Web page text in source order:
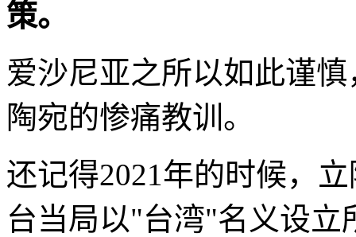
策。
爱沙尼亚之所以如此谨
陶宛的惨痛教训。
还记得2021年的时候，
台当局以"台湾"名义设